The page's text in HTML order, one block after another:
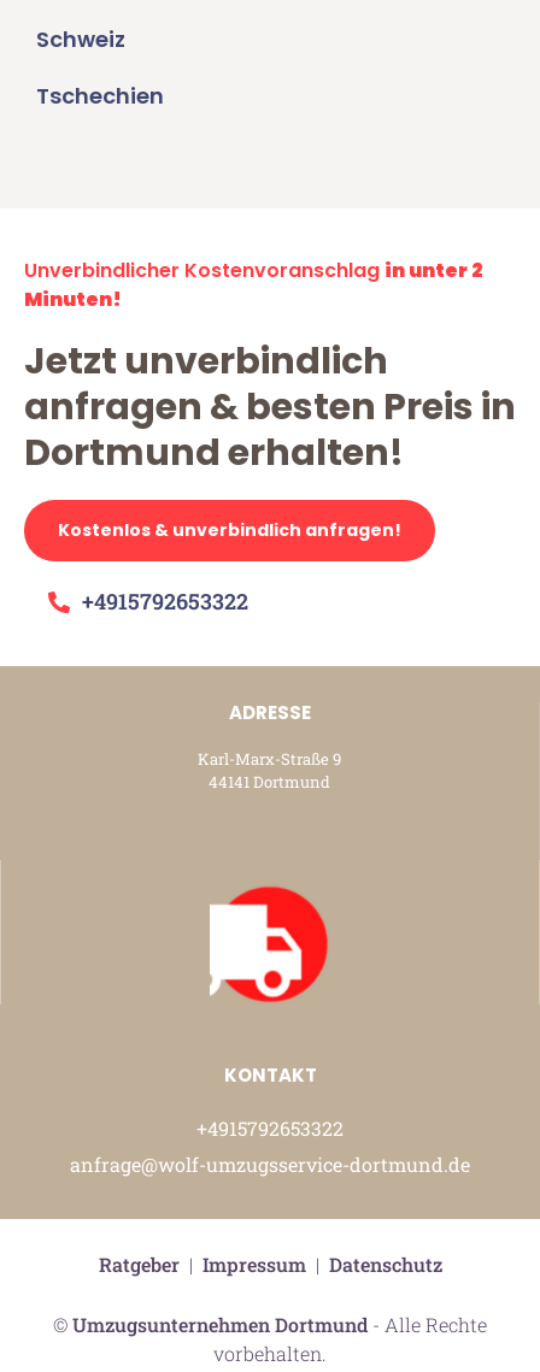
Schweiz
Tschechien
Unverbindlicher Kostenvoranschlag in unter 2
Minuten!
Jetzt unverbindlich
anfragen & besten Preis in
Dortmund erhalten!
Kostenlos & unverbindlich anfragen!
+4915792653322
ADRESSE
Karl-Marx-Straße 9
44141 Dortmund
KONTAKT
+4915792653322
anfrage@wolf-umzugsservice-dortmund.de
©Umzugsunternehmen Dortmund - Alle Rechte
vorbehalten.
Ratgeber| Impressum| Datenschutz